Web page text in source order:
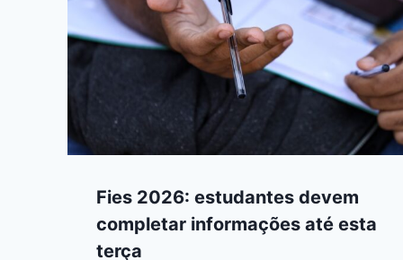
Fies 2026: estudantes devem
completar informações até esta
terça